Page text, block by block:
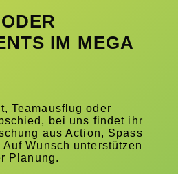
IM MEGA
Teamausflug oder
bei uns findet ihr
aus Action, Spass
Auf Wunsch unterstützen
Planung.